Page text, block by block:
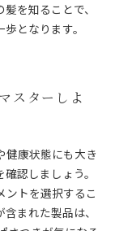
を知ることで、
となります。
スターしよ
健康状態にも大き
認しましょう。
ントを選択するこ
まれた製品は、